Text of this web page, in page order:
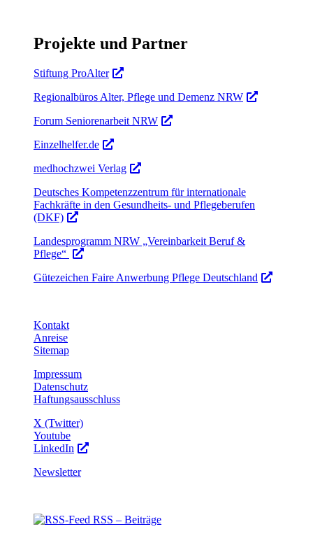
Projekte und Partner
Stiftung ProAlter
Regionalbüros Alter, Pflege und Demenz NRW
Forum Seniorenarbeit NRW
Einzelhelfer.de
medhochzwei Verlag
Deutsches Kompetenzzentrum für internationale
Fachkräfte in den Gesundheits- und Pflegeberufen
(DKF)
Landesprogramm NRW „Vereinbarkeit Beruf &
Pflege“
Gütezeichen Faire Anwerbung Pflege Deutschland
Kontakt
Anreise
Sitemap
Impressum
Datenschutz
Haftungsausschluss
X (Twitter)
Youtube
LinkedIn
Newsletter
RSS – Beiträge